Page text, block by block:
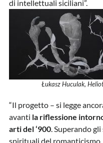
di intellettuali siciliani”.
Łukasz Huculak,
“Il progetto – si legge
avanti la riflessione
arti del ‘900. Superando
spirituali del romanticismo,